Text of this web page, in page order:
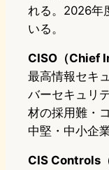
れる。2026年
いる。
CISO（Chief
最高情報セキ
バーセキュリ
材の採用難・
中堅・中小企
CIS Controls